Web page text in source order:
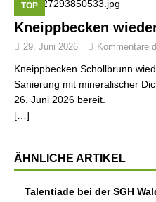
TOP
Kneippbecken
29. Juni 2026 Kommentare
Kneippbecken Schollbrunn
Sanierung mit mineralischer
26. Juni 2026 bereit.
[…]
ÄHNLICHE ARTIKEL
Talentiade bei der SGH